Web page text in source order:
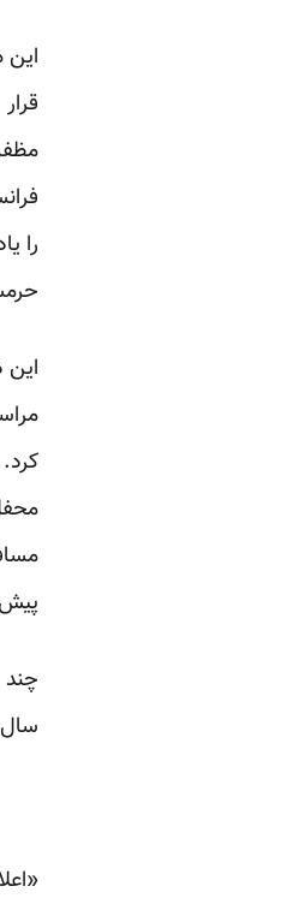
این
را
سال 1326ق برابر با 1287ش و 1908م نخستین اعلان مربوط به سینما در جراید به چاپ رسید.